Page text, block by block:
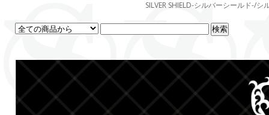
SILVER SHIELD-シルバーシールド-/